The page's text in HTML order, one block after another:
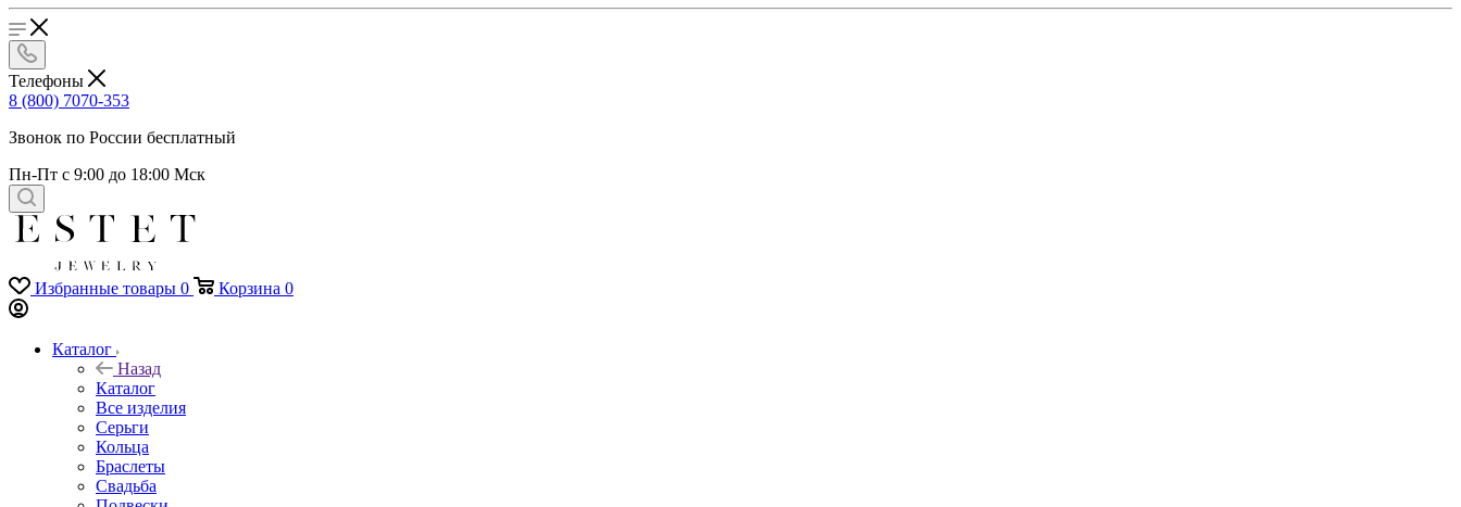
Телефоны
8 (800) 7070-353
Звонок по России бесплатный
Пн-Пт с 9:00 до 18:00 Мск
Избранные товары 0 Корзина 0
Каталог
Назад
Каталог
Все изделия
Серьги
Кольца
Браслеты
Свадьба